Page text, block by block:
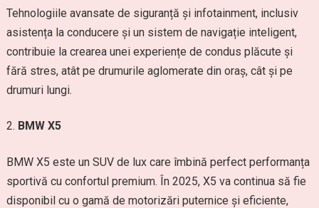
Tehnologiile avansate de siguranță și infotainment, inclusiv
asistența la conducere și un sistem de navigație inteligent,
contribuie la crearea unei experiențe de condus plăcute și
fără stres, atât pe drumurile aglomerate din oraș, cât și pe
drumuri lungi.
BMW X5
BMW X5 este un SUV de lux care îmbină perfect performanța
sportivă cu confortul premium. În 2025, X5 va continua să fie
disponibil cu o gamă de motorizări puternice și eficiente,